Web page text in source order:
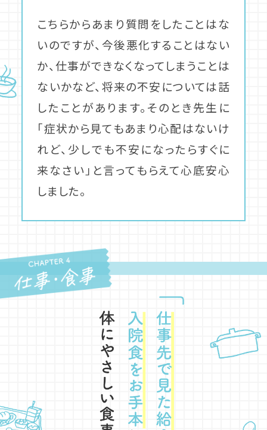
こちらからあまり質問をしたことはな
いのですが、今後悪化することはない
か、仕事ができなくなってしまうことは
ないかなど、将来の不安については話
したことがあります。そのとき先生に
「症状から見てもあまり心配はないけ
れど、少しでも不安になったらすぐに
来なさい」と言ってもらえて心底安心
しました。